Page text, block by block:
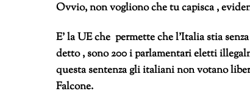
Ovvio, non vogliono che tu capisca ,
E’ la UE che permette che l’Italia stia
detto , sono 200 i parlamentari eletti
questa sentenza gli italiani non votano
Falcone.